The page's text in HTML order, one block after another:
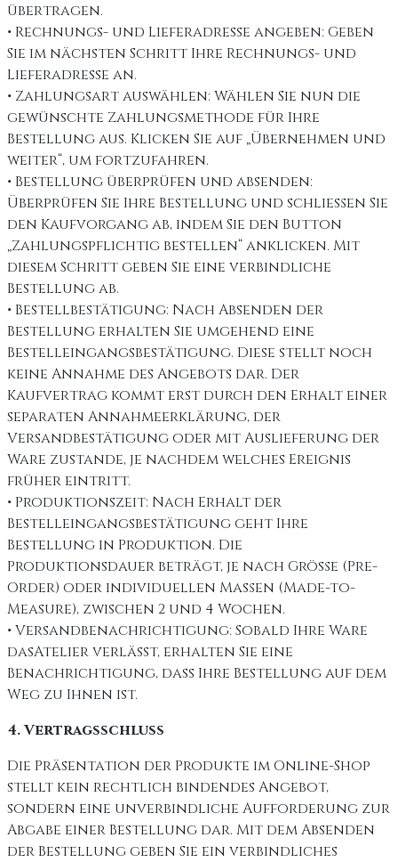
übertragen.
• Rechnungs- und Lieferadresse angeben: Geben
Sie im nächsten Schritt Ihre Rechnungs- und
Lieferadresse an.
• Zahlungsart auswählen: Wählen Sie nun die
gewünschte Zahlungsmethode für Ihre
Bestellung aus. Klicken Sie auf „Übernehmen und
weiter“, um fortzufahren.
• Bestellung überprüfen und absenden:
Überprüfen Sie Ihre Bestellung und schließen Sie
den Kaufvorgang ab, indem Sie den Button
„Zahlungspflichtig bestellen“ anklicken. Mit
diesem Schritt geben Sie eine verbindliche
Bestellung ab.
• Bestellbestätigung: Nach Absenden der
Bestellung erhalten Sie umgehend eine
Bestelleingangsbestätigung. Diese stellt noch
keine Annahme des Angebots dar. Der
Kaufvertrag kommt erst durch den Erhalt einer
separaten Annahmeerklärung, der
Versandbestätigung oder mit Auslieferung der
Ware zustande, je nachdem welches Ereignis
früher eintritt.
• Produktionszeit: Nach Erhalt der
Bestelleingangsbestätigung geht Ihre
Bestellung in Produktion. Die
Produktionsdauer beträgt, je nach Größe (Pre-
Order) oder individuellen Maßen (Made-to-
Measure), zwischen 2 und 4 Wochen.
• Versandbenachrichtigung: Sobald Ihre Ware
dasAtelier verlässt, erhalten Sie eine
Benachrichtigung, dass Ihre Bestellung auf dem
Weg zu Ihnen ist.
4. Vertragsschluss
Die Präsentation der Produkte im Online-Shop
stellt kein rechtlich bindendes Angebot,
sondern eine unverbindliche Aufforderung zur
Abgabe einer Bestellung dar. Mit dem Absenden
der Bestellung geben Sie ein verbindliches